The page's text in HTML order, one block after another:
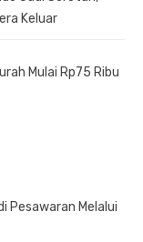
Keluar
Mulai Rp75 Ribu
Pesawaran Melalui